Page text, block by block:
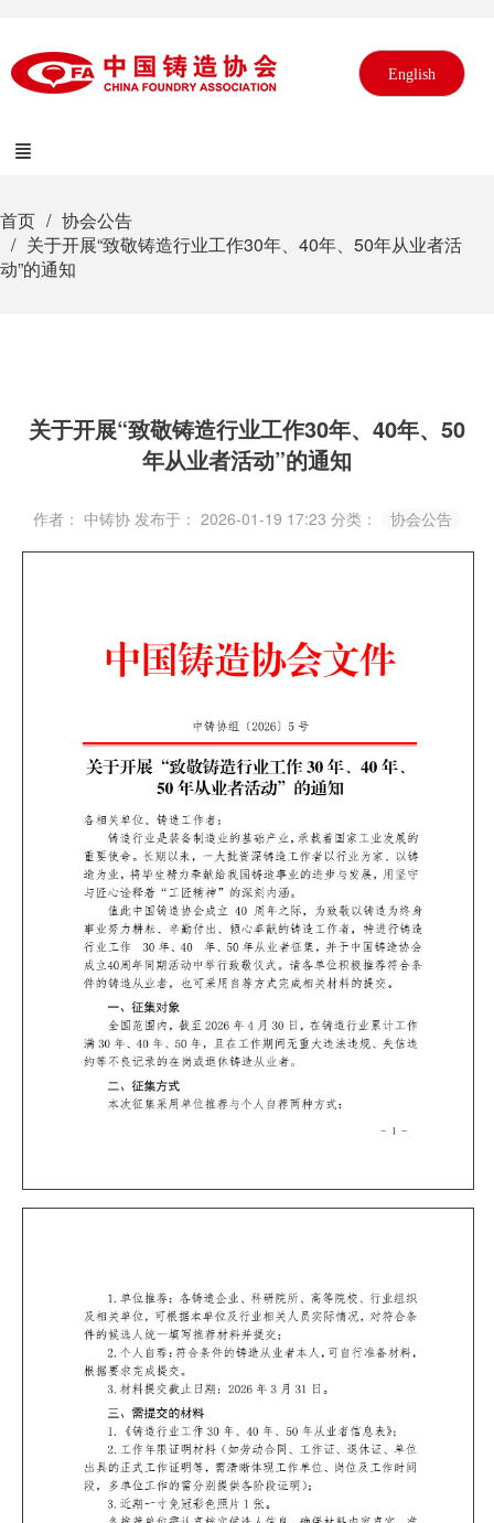
English
首页
协会公告
关于开展“致敬铸造行业工作30年、40年、50年从业者活
动”的通知
关于开展“致敬铸造行业工作30年、40年、50
年从业者活动”的通知
作者： 中铸协 发布于： 2026-01-19 17:23 分类： 协会公告